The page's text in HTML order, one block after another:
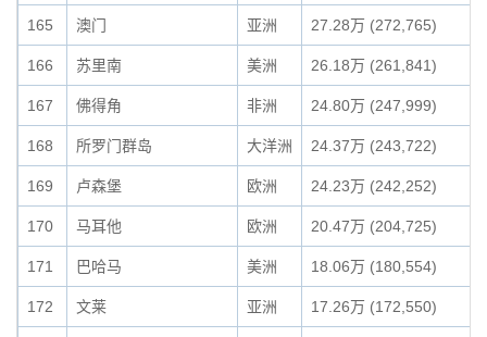
165 澳门 亚洲 27.28万 (272,765)
166 苏里南 美洲 26.18万 (261,841)
167 佛得角 非洲 24.80万 (247,999)
168 所罗门群岛 大洋洲 24.37万 (243,722)
169 卢森堡 欧洲 24.23万 (242,252)
170 马耳他 欧洲 20.47万 (204,725)
171 巴哈马 美洲 18.06万 (180,554)
172 文莱 亚洲 17.26万 (172,550)